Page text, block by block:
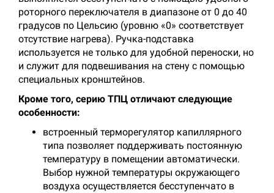
роторного переключателя в диапазоне от 0 до 40
градусов по Цельсию (уровню «0» соответствует
отсутствие нагрева). Ручка-подставка
используется не только для удобной переноски, но
и служит для подвешивания на стену с помощью
специальных кронштейнов.
Кроме того, серию ТПЦ отличают следующие
особенности:
встроенный терморегулятор капиллярного
типа позволяет поддерживать постоянную
температуру в помещении автоматически.
Выбор нужной температуры окружающего
воздуха осуществляется бесступенчато в